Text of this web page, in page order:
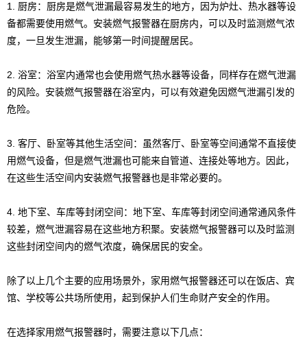
1. 厨房：厨房是燃气泄漏最容易发生的地方，因为炉灶、热水器等设
备都需要使用燃气。安装燃气报警器在厨房内，可以及时监测燃气浓
度，一旦发生泄漏，能够第一时间提醒居民。
2. 浴室：浴室内通常也会使用燃气热水器等设备，同样存在燃气泄漏
的风险。安装燃气报警器在浴室内，可以有效避免因燃气泄漏引发的
危险。
3. 客厅、卧室等其他生活空间：虽然客厅、卧室等空间通常不直接使
用燃气设备，但是燃气泄漏也可能来自管道、连接处等地方。因此，
在这些生活空间内安装燃气报警器也是非常必要的。
4. 地下室、车库等封闭空间：地下室、车库等封闭空间通常通风条件
较差，燃气泄漏容易在这些地方积聚。安装燃气报警器可以及时监测
这些封闭空间内的燃气浓度，确保居民的安全。
除了以上几个主要的应用场景外，家用燃气报警器还可以在饭店、宾
馆、学校等公共场所使用，起到保护人们生命财产安全的作用。
在选择家用燃气报警器时，需要注意以下几点：